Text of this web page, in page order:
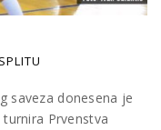
saveza donesena je
Prvenstva